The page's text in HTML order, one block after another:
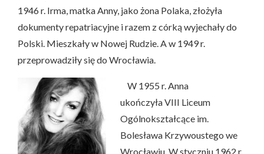
1946 r. Irma, matka Anny, jako żona Polaka, złożyła
dokumenty repatriacyjne i razem z córką wyjechały do
Polski. Mieszkały w Nowej Rudzie. A w 1949 r.
przeprowadziły się do Wrocławia.
W 1955 r. Anna
ukończyła VIII Liceum
Ogólnokształcące im.
Bolesława Krzywoustego we
Wrocławiu. W styczniu 1962 r.